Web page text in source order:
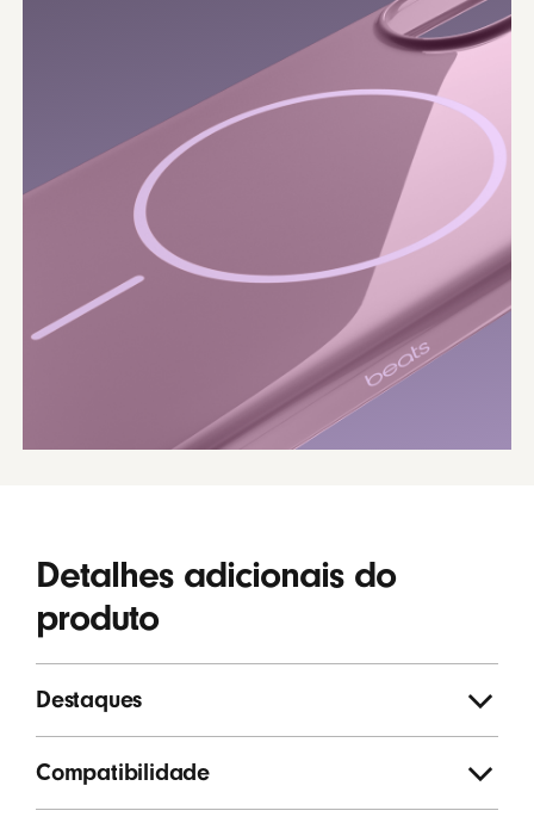
Detalhes adicionais do
produto
Destaques
Compatibilidade